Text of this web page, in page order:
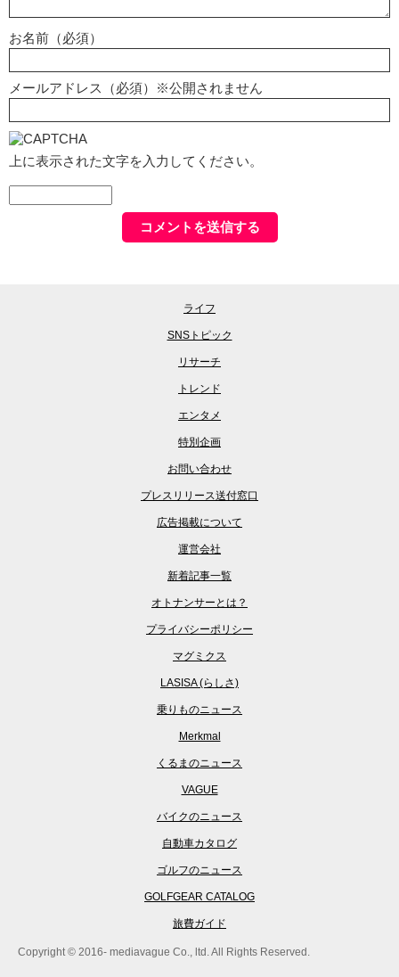
お名前（必須）
メールアドレス（必須）※公開されません
上に表示された文字を入力してください。
ライフ
SNSトピック
リサーチ
トレンド
エンタメ
特別企画
お問い合わせ
プレスリリース送付窓口
広告掲載について
運営会社
新着記事一覧
オトナンサーとは？
プライバシーポリシー
マグミクス
LASISA (らしさ)
乗りものニュース
Merkmal
くるまのニュース
VAGUE
バイクのニュース
自動車カタログ
ゴルフのニュース
GOLFGEAR CATALOG
旅費ガイド
Copyright © 2016- mediavague Co., ltd. All Rights Reserved.